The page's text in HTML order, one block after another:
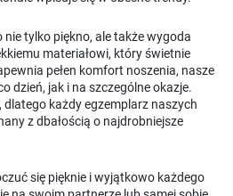
nie tylko piękno, ale także wygoda
materiałowi, który świetnie
pełen komfort noszenia, nasze
dzień, jak i na szczególne okazje.
dlatego każdy egzemplarz naszych
z dbałością o najdrobniejsze
się pięknie i wyjątkowo każdego